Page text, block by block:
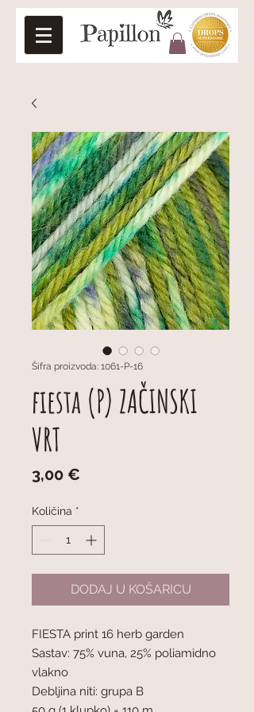
Šifra proizvoda: 1061-P-16
fiesta (P) ZAČINSKI
VRT
3,00 €
Količina *
DODAJ U KOŠARICU
FIESTA print 16 herb garden
Sastav: 75% vuna, 25% poliamidno
vlakno
Debljina niti: grupa B